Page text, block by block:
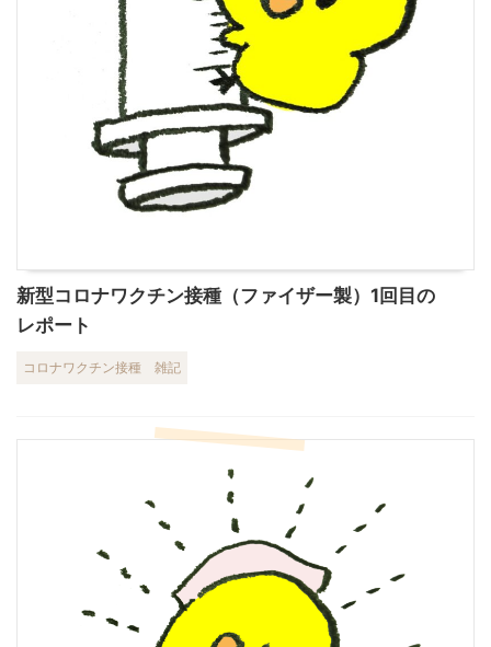
新型コロナワクチン接種（ファイザー製）1回目の
レポート
コロナワクチン接種 雑記